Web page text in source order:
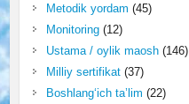
Metodik yordam (45)
Monitoring(12)
Ustama / oylik maosh(146)
Milliy sertifikat(37)
Boshlang‘ich ta’lim (22)